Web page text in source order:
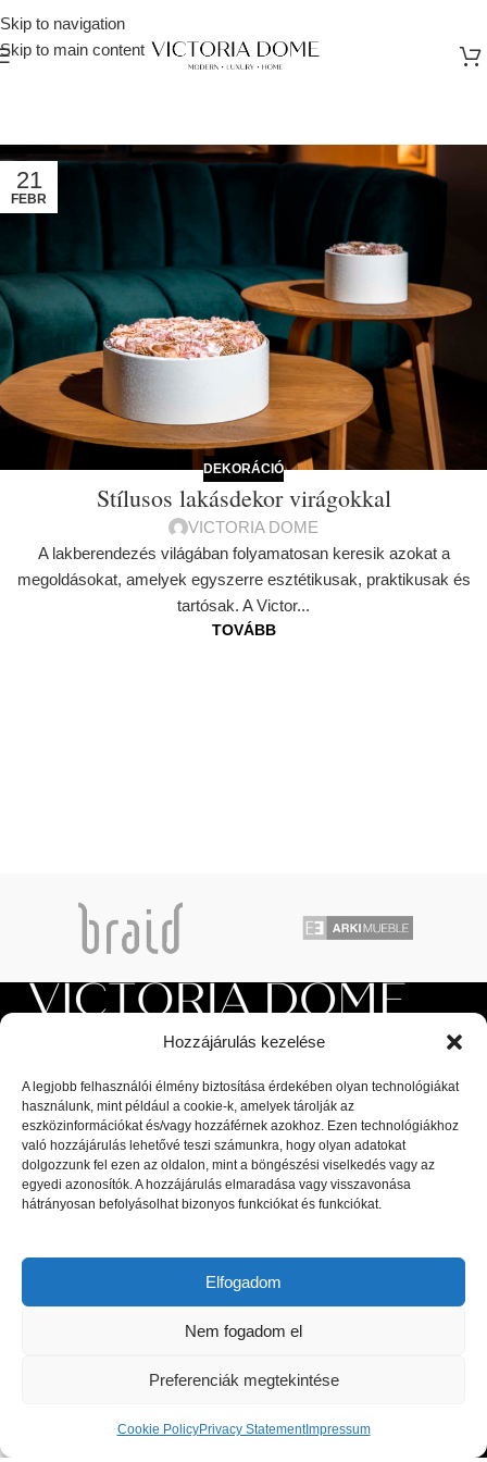
Hozzájárulás kezelése
A legjobb felhasználói élmény biztosítása érdekében olyan technológiákat
használunk, mint például a cookie-k, amelyek tárolják az
eszközinformációkat és/vagy hozzáférnek azokhoz. Ezen technológiákhoz
való hozzájárulás lehetővé teszi számunkra, hogy olyan adatokat
dolgozzunk fel ezen az oldalon, mint a böngészési viselkedés vagy az
egyedi azonosítók. A hozzájárulás elmaradása vagy visszavonása
hátrányosan befolyásolhat bizonyos funkciókat és funkciókat.
Elfogadom
Nem fogadom el
Preferenciák megtekintése
Cookie PolicyPrivacy StatementImpressum
Skip to navigation
Skip to main content
21
FEBR
DEKORÁCIÓ
Stílusos lakásdekor virágokkal
VICTORIA DOME
A lakberendezés világában folyamatosan keresik azokat a
megoldásokat, amelyek egyszerre esztétikusak, praktikusak és
tartósak. A Victor...
TOVÁBB
Luxus beltéri és kültéri bútorok, valamint magas minőségű
kiegészítők a lakberendezési piac legnagyobb kiválóságaitól: olasz,
spanyol, portugál és skandináv dizájnerek díjnyertes termékei, a
1044 Budapest, Megyeri út 53.
Telefon: +36 30 8 177 177
Email: hello@victoriadome.com
LEGUTÓBBI BEJEGYZÉSEK